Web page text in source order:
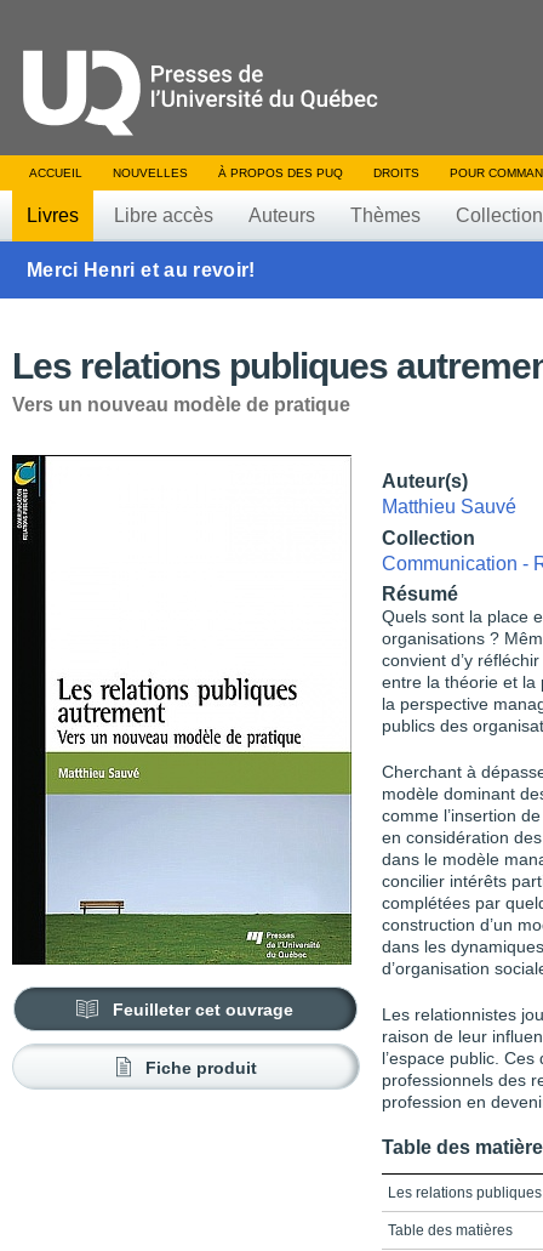
ACCUEIL NOUVELLES À PROPOS DES PUQ DROITS POUR
Livres Libre accès Auteurs Thèmes
Merci Henri et au revoir!
Les relations publiques
Vers un nouveau modèle de pratique
Feuilleter cet ouvrage
Fiche produit
Auteur(s)
Matthieu Sauvé
Collection
Communication -
Résumé
Quels sont la place
organisations ?
convient d’y
entre la théorie et la
la perspective
publics des
Cherchant à
modèle dominant
comme l’insertion
en considération
dans le modèle
concilier intérêts
complétées par
construction d’un
dans les
d’organisation
Les relationnistes
raison de leur
l’espace public.
professionnels des
profession en
Table des
Les relations
Table des matières